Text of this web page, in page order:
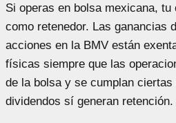
Si operas en bolsa mexicana,
como retenedor. Las ganancias
acciones en la BMV están
físicas siempre que las
de la bolsa y se cumplan
dividendos sí generan retención.